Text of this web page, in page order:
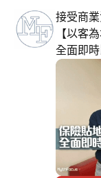
接受商
【以客
全面即